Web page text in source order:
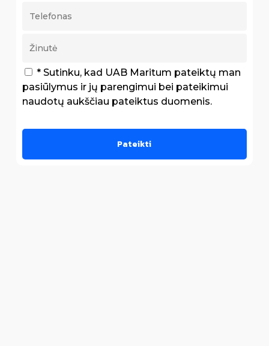
* Sutinku, kad UAB Maritum pateiktų man
pasiūlymus ir jų parengimui bei pateikimui
naudotų aukščiau pateiktus duomenis.